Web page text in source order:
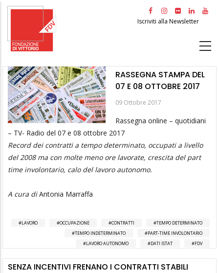
Salta
principale
Iscriviti alla Newsletter
RASSEGNA STAMPA DEL
07 E 08 OTTOBRE 2017
09 Ottobre 2017
Rassegna online – quotidiani
– TV- Radio del 07 e 08 ottobre 2017
Record dei contratti a tempo determinato, occupati a livello
del 2008 ma con molte meno ore lavorate, crescita del part
time involontario, calo del lavoro autonomo.
A cura diAntonia Marraffa
LAVORO OCCUPAZIONE CONTRATTI
TEMPO DETERMINATO
TEMPO INDETERMINATO
PART-TIME INVOLONTARIO
LAVORO AUTONOMO
DATI ISTAT FDV
SENZA INCENTIVI FRENANO I CONTRATTI STABILI